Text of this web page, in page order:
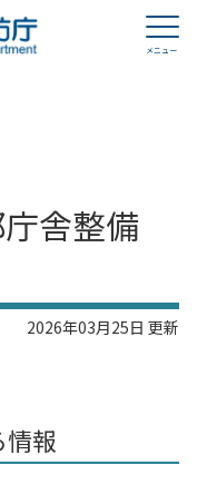
舎整備
2026年03月25日 更新
報